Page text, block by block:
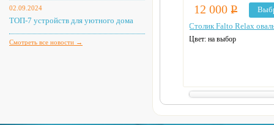
02.09.2024
ТОП-7 устройств для уютного дома
Смотреть все новости →
12 000Р
Столик Falto Relax
Цвет: на выбор